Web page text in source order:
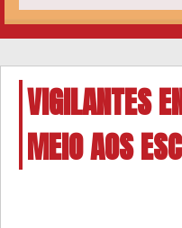
VIGILANTES
MEIO AOS